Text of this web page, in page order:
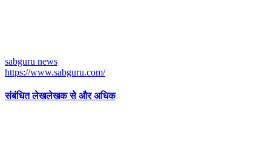
sabguru news
https://www.sabguru.com/
संबंधित लेखलेखक से और अधिक